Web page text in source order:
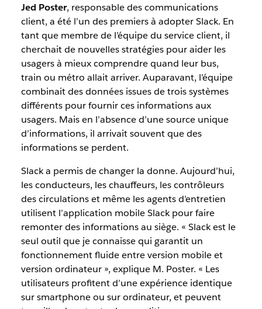
Jed Poster, responsable des communications
client, a été l’un des premiers à adopter Slack. En
tant que membre de l’équipe du service client, il
cherchait de nouvelles stratégies pour aider les
usagers à mieux comprendre quand leur bus,
train ou métro allait arriver. Auparavant, l’équipe
combinait des données issues de trois systèmes
différents pour fournir ces informations aux
usagers. Mais en l’absence d’une source unique
d’informations, il arrivait souvent que des
informations se perdent.
Slack a permis de changer la donne. Aujourd’hui,
les conducteurs, les chauffeurs, les contrôleurs
des circulations et même les agents d’entretien
utilisent l’application mobile Slack pour faire
remonter des informations au siège. « Slack est le
seul outil que je connaisse qui garantit un
fonctionnement fluide entre version mobile et
version ordinateur », explique M. Poster. « Les
utilisateurs profitent d’une expérience identique
sur smartphone ou sur ordinateur, et peuvent